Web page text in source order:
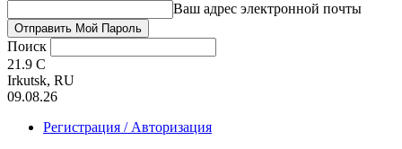
Ваш адрес электронной почты
Поиск
21.9 C
Irkutsk, RU
09.08.26
Регистрация / Авторизация